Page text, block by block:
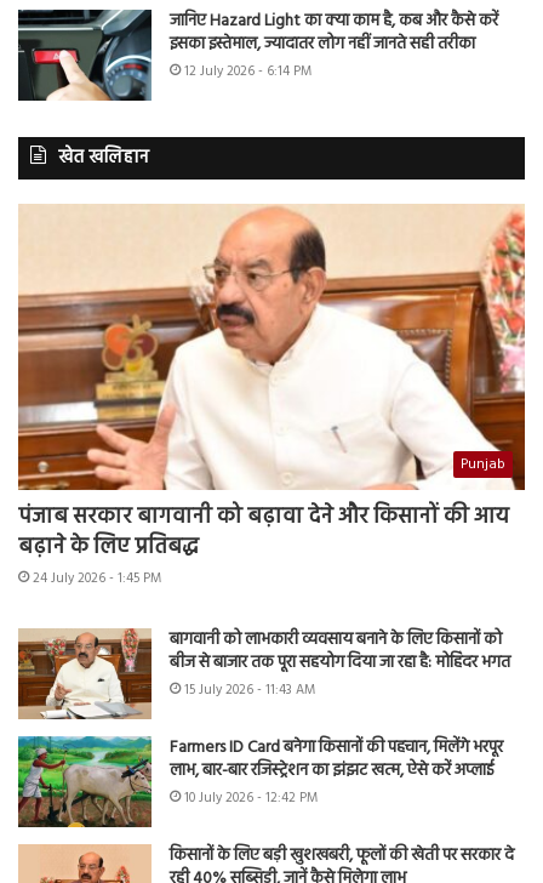
जानिए Hazard Light का क्या काम है, कब और कैसे करें
इसका इस्तेमाल, ज्यादातर लोग नहीं जानते सही तरीका
12 July 2026 - 6:14 PM
खेत खलिहान
Punjab
पंजाब सरकार बागवानी को बढ़ावा देने और किसानों की आय
बढ़ाने के लिए प्रतिबद्ध
24 July 2026 - 1:45 PM
बागवानी को लाभकारी व्यवसाय बनाने के लिए किसानों को
बीज से बाजार तक पूरा सहयोग दिया जा रहा है: मोहिंदर भगत
15 July 2026 - 11:43 AM
Farmers ID Card बनेगा किसानों की पहचान, मिलेंगे भरपूर
लाभ, बार-बार रजिस्ट्रेशन का झंझट खत्म, ऐसे करें अप्लाई
10 July 2026 - 12:42 PM
किसानों के लिए बड़ी खुशखबरी, फूलों की खेती पर सरकार दे